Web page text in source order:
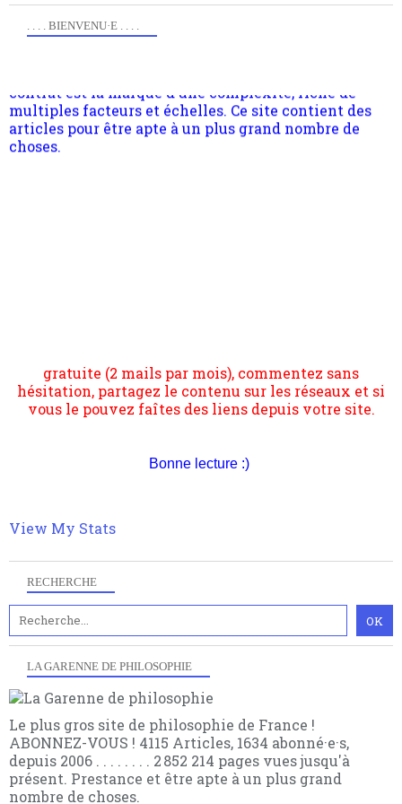
RECHERCHE
LA GARENNE DE PHILOSOPHIE
Le plus gros site de philosophie de France !
ABONNEZ-VOUS ! 4115 Articles, 1634 abonné·e·s,
depuis 2006 . . . . . . . . 2 852 214 pages vues jusqu'à
présent. Prestance et être apte à un plus grand
nombre de choses.
. . . . BIENVENU·E . . . .
quantique, résolvant la plupart des impasses
philosophique du WWe siècle. Cette pensée hors
choses.
vous le pouvez faîtes des liens depuis votre site.
Bonne lecture :)
View My Stats